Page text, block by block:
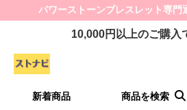
パワーストーンブレスレット専門
10,000円以上のご購入
新着商品 商品を検索